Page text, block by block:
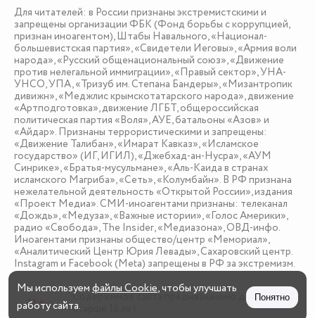
Для читателей: в России признаны экстремистскими и
запрещены организации ФБК (Фонд борьбы с коррупцией,
признан иноагентом), Штабы Навального, «Национал-
большевистская партия», «Свидетели Иеговы», «Армия воли
народа», «Русский общенациональный союз», «Движение
против нелегальной иммиграции», «Правый сектор», УНА-
УНСО, УПА, «Тризуб им. Степана Бандеры», «Мизантропик
дивижн», «Меджлис крымскотатарского народа», движение
«Артподготовка», движение ЛГБТ, общероссийская
политическая партия «Воля», АУЕ, батальоны «Азов» и
«Айдар». Признаны террористическими и запрещены:
«Движение Талибан», «Имарат Кавказ», «Исламское
государство» (ИГ, ИГИЛ), «Джебхад-ан-Нусра», «АУМ
Синрике», «Братья-мусульмане», «Аль-Каида в странах
исламского Магриба», «Сеть», «Колумбайн». В РФ признана
нежелательной деятельность «Открытой России», издания
«Проект Медиа». СМИ-иноагентами признаны: телеканал
«Дождь», «Медуза», «Важные истории», «Голос Америки»,
радио «Свобода», The Insider, «Медиазона», ОВД-инфо.
Иноагентами признаны общество/центр «Мемориал»,
«Аналитический Центр Юрия Левады», Сахаровский центр.
Instagram и Facebook (Metа) запрещены в РФ за экстремизм.
16 +
Содержимое сайта предназначено для детей
старше 16 лет
Мы используемфайлы Cookie, чтобы улучшать
работу сайта.
Понятно